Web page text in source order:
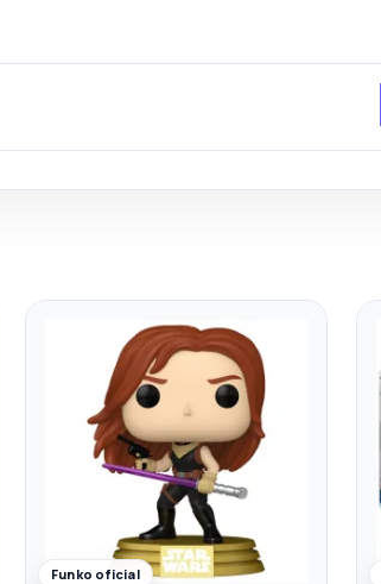
Funko oficial